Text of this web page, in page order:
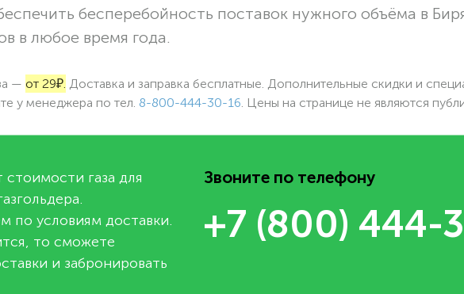
бесперебойность поставок нужного объёма в
в любое время года.
— от 29₽. Доставка и заправка бесплатные. Дополнительные скидки и
у менеджера по тел. 8-800-444-30-16 . Цены на странице не являются
стоимости газа для
по условиям доставки.
то сможете
и забронировать
Звоните по телефону
+7 (800) 444-